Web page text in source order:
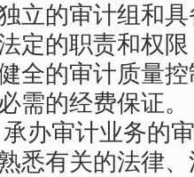
立的审计组和具
定的职责和权限
全的审计质量控
需的经费保证。
办审计业务的
悉有关的法律、